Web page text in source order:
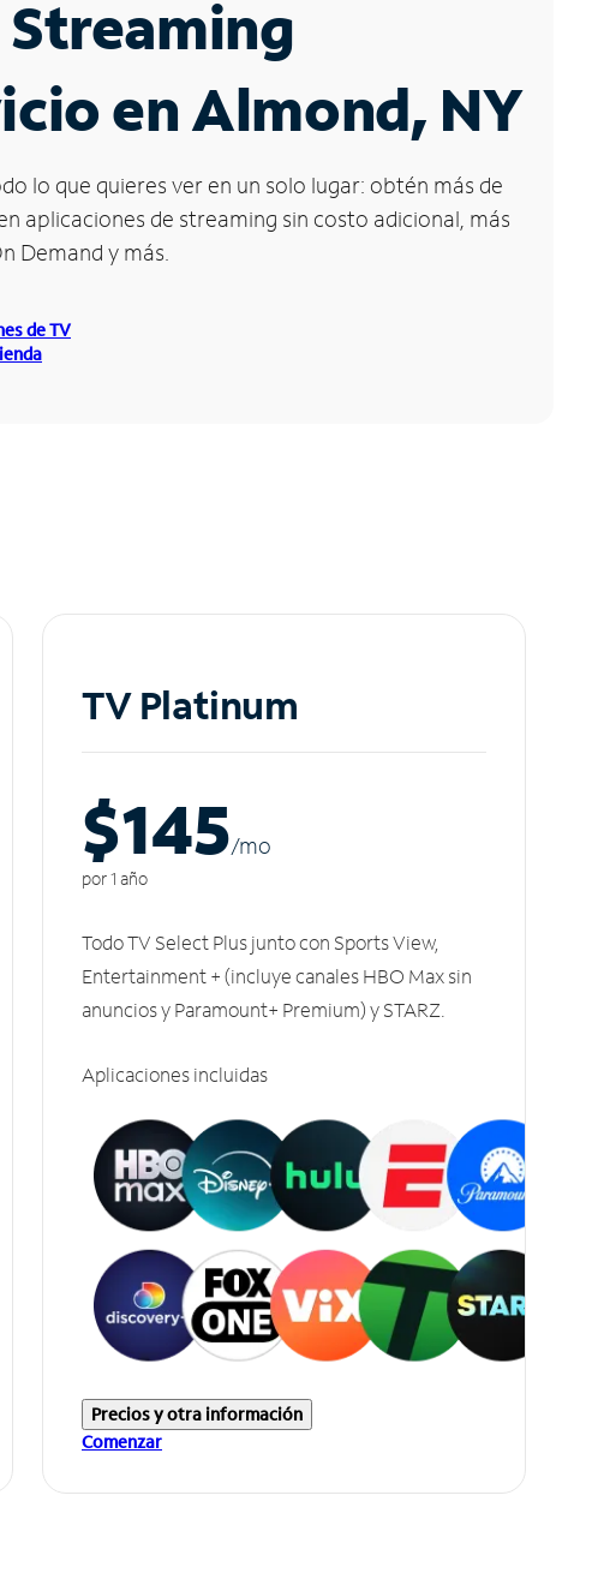
Streaming
en Almond, NY
lo que quieres ver en un solo lugar: obtén más de
aplicaciones de streaming sin costo adicional, más
Demand y más.
de TV
TV Platinum
$145/mo
por 1 año
Todo TV Select Plus junto con Sports View,
Entertainment + (incluye canales HBO Max sin
anuncios y Paramount+ Premium) y STARZ.
Aplicaciones incluidas
Precios y otra información
Comenzar